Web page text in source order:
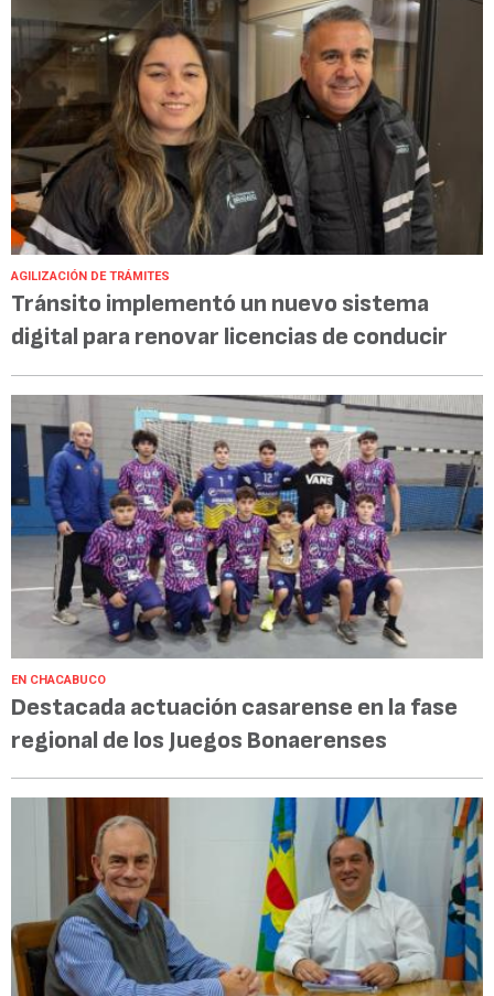
AGILIZACIÓN DE TRÁMITES
Tránsito implementó un nuevo sistema
digital para renovar licencias de conducir
EN CHACABUCO
Destacada actuación casarense en la fase
regional de los Juegos Bonaerenses